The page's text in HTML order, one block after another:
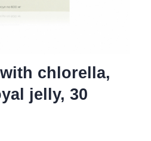
chlorella,
jelly, 30